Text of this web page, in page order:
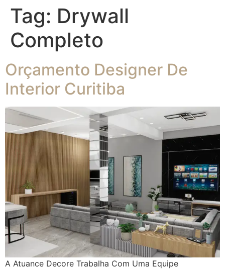
Tag: Drywall
Completo
Orçamento Designer De
Interior Curitiba
A Atuance Decore Trabalha Com Uma Equipe